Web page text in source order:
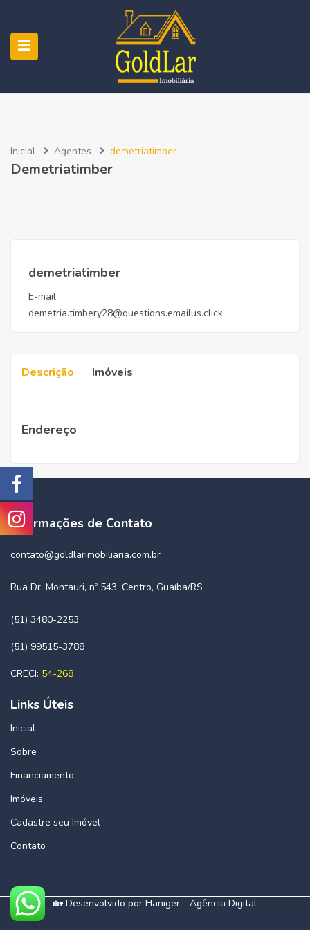
Inicial Agentes demetriatimber
Demetriatimber
demetriatimber
E-mail:
demetria.timbery28@questions.emailus.click
Descrição Imóveis
Endereço
Informações de Contato
contato@goldlarimobiliaria.com.br
Rua Dr. Montauri, nº 543, Centro, Guaíba/RS
(51) 3480-2253
(51) 99515-3788
CRECI: 54-268
Links Úteis
Inicial
Sobre
Financiamento
Imóveis
Cadastre seu Imóvel
Contato
🏡 Desenvolvido por Haniger - Agência Digital